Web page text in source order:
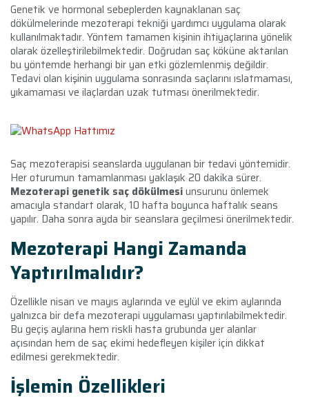
Genetik ve hormonal sebeplerden kaynaklanan saç
dökülmelerinde mezoterapi tekniği yardımcı uygulama olarak
kullanılmaktadır. Yöntem tamamen kişinin ihtiyaçlarına yönelik
olarak özelleştirilebilmektedir. Doğrudan saç köküne aktarılan
bu yöntemde herhangi bir yan etki gözlemlenmiş değildir.
Tedavi olan kişinin uygulama sonrasında saçlarını ıslatmaması,
yıkamaması ve ilaçlardan uzak tutması önerilmektedir.
Saç mezoterapisi seanslarda uygulanan bir tedavi yöntemidir.
Her oturumun tamamlanması yaklaşık 20 dakika sürer.
Mezoterapi genetik saç dökülmesiunsurunu önlemek
amacıyla standart olarak, 10 hafta boyunca haftalık seans
yapılır. Daha sonra ayda bir seanslara geçilmesi önerilmektedir.
Mezoterapi Hangi Zamanda
Yaptırılmalıdır?
Özellikle nisan ve mayıs aylarında ve eylül ve ekim aylarında
yalnızca bir defa mezoterapi uygulaması yaptırılabilmektedir.
Bu geçiş aylarına hem riskli hasta grubunda yer alanlar
açısından hem de saç ekimi hedefleyen kişiler için dikkat
edilmesi gerekmektedir.
İşlemin Özellikleri